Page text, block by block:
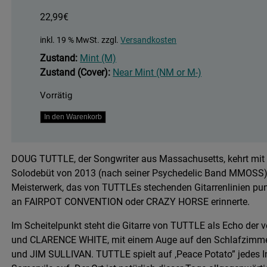
22,99€
inkl. 19 % MwSt. zzgl.Versandkosten
Zustand: Mint (M)
Zustand (Cover): Near Mint (NM or M-)
Vorrätig
Peace
In den Warenkorb
DOUG TUTTLE, der Songwriter aus Massachusetts, kehrt
Solodebüt von 2013 (nach seiner Psychedelic Band
Meisterwerk, das von TUTTLEs stechenden Gitarrenlinien
an FAIRPOT CONVENTION oder CRAZY HORSE erinnerte.
Im Scheitelpunkt steht die Gitarre von TUTTLE als Echo der
und CLARENCE WHITE, mit einem Auge auf den
und JIM SULLIVAN. TUTTLE spielt auf ,Peace Potato”